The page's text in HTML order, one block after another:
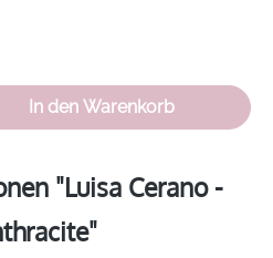
den gewünschten
In den Warenkorb
"Luisa Cerano -